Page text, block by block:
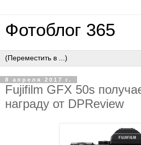
Фотоблог 365
8 апреля 2017 г.
Fujifilm GFX 50s
награду от DPReview